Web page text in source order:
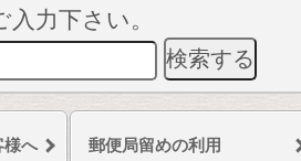
入力下さい。
様へ 郵便局留めの利用